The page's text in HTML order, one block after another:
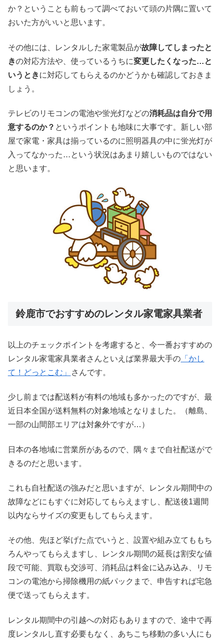
か？ということも前もって調べておいて頭の片隅に置いて
おいた方がいいと思います。
その他には、レンタルした家電製品が故障してしまったと
きの対応方法や、使っているうちに変更したくなった…と
いうときに対応してもらえるのかどうかも確認しておきま
しょう。
テレビのリモコンの電池や蛍光灯などの消耗品は自分で用
意するのか？ というポイントも地味に大事です。新しい部
屋で家電・家具は揃っているのに照明器具の中に蛍光灯が
入ってなかった…という状況はあまり嬉しいものではない
と思います。
鈴鹿市でおすすめのレンタル家電家具業者
以上のチェックポイントを考慮すると、今一番おすすめの
レンタル家電家具業者さんといえば業界最大手の 「かし
て！どっとこむ」
さんです。
少し前までは配送料が有料の地域も多かったのですが、最
近日本全国が送料無料の対象地域となりました。（離島、
一部の山間部エリアは対象外ですが…）
日本の各地域に営業所があるので、隅々まで自社配送がで
きるのだと思います。
これも自社配送の強みだと思いますが、レンタル期間中の
故障などにもすぐに対応してもらえますし、配送後1週間
以内ならサイズの変更もしてもらえます。
その他、先ほど挙げた点でいうと、設置や組み立てももち
ろんやってもらえますし、レンタル期間の延長は割安な値
段で可能、買取も交渉可、消耗品は料金に込み込み、リモ
コンの電池から掃除機用の紙パックまで、申告すれば宅急
便で送ってもらえます。
レンタル期間中の引越への対応もありますので、途中で再
度レンタルし直す必要もなく、あちこち移動の多い人にも